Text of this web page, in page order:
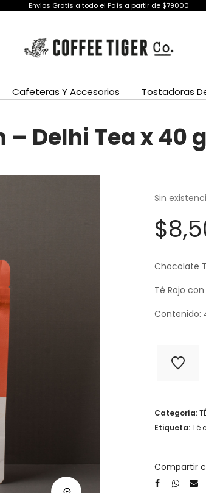
Envios Gratis a todo el País a partir de $79000
Cafeteras Y Accesorios Tostadoras
Delhi Tea x 40 g
Sin
$
Chocolate
Té Rojo
Contenido:
Categoría:
Etiqueta:Té
Compartir